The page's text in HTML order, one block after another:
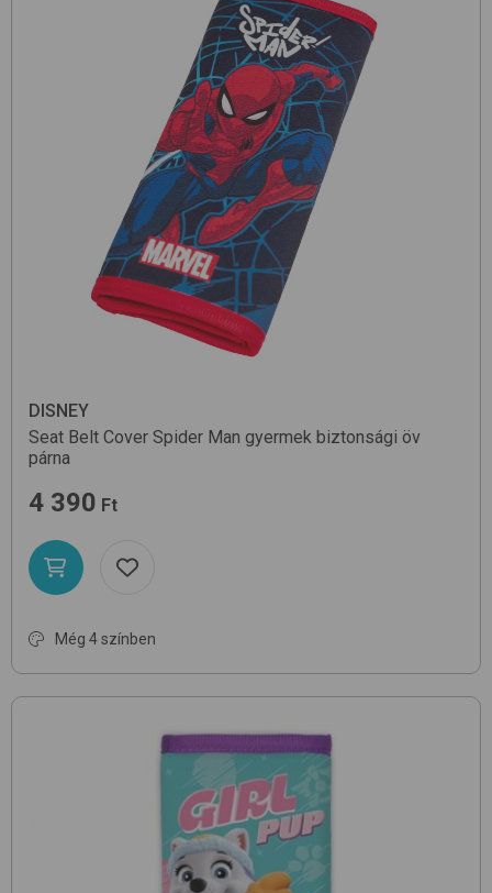
DISNEY
Seat Belt Cover Spider Man gyermek biztonsági öv
párna
4 390 Ft
Még 4 színben